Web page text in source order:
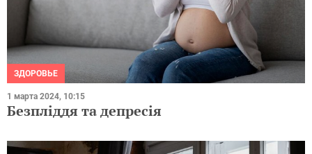
ЗДОРОВЬЕ
1 марта 2024, 10:15
Безпліддя та депресія